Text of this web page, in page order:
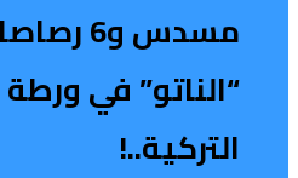
مسدس
“الناتو” في
التركية..!